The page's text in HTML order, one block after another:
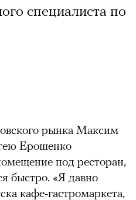
специалиста по
рынка Максим
Ерошенко
под ресторан,
быстро. «Я давно
кафе-гастромаркета,